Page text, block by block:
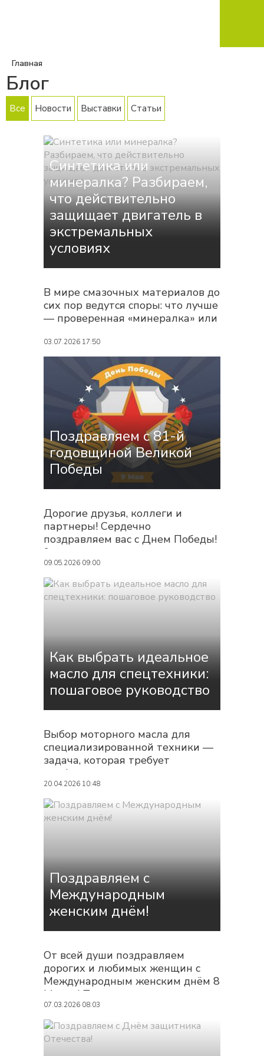
Главная
Блог
Все Новости Выставки Статьи
Синтетика или
минералка? Разбираем,
что действительно
защищает двигатель в
экстремальных
условиях
В мире смазочных материалов до
сих пор ведутся споры: что лучше
— проверенная «минералка» или
«синтетика»? Для владельцев
современной техники, особенно
высоконагруженной и
оснащенной сложными
системами доочистки выхлопа,
ответ очевиден. Давайте
разберемся...
03.07.2026 17:50
Поздравляем с 81-й
годовщиной Великой
Победы
Дорогие друзья, коллеги и
партнеры! Сердечно
поздравляем вас с Днем Победы!
9 мая — это священная дата,
которая навсегда останется
символом беспримерного
мужества, стойкости и любви к
Родине. Мы гордимся подвигом
пример силы духа...
09.05.2026 09:00
Как выбрать идеальное
масло для спецтехники:
пошаговое руководство
Выбор моторного масла для
специализированной техники —
задача, которая требует
профессионального подхода.
Ошибка здесь может стоить
дорого: от преждевременного
износа двигателя до
дорогостоящего ремонта. Как не
вашей машины? Давайте...
20.04.2026 10:48
Поздравляем с
Международным
женским днём!
От всей души поздравляем
дорогих и любимых женщин с
Международным женским днём 8
Марта! Пусть этот праздник
подарит вам море весеннего
тепла, ярких улыбок и искренних
комплиментов. Желаем вам
вдохновения, которое движет
07.03.2026 08:03